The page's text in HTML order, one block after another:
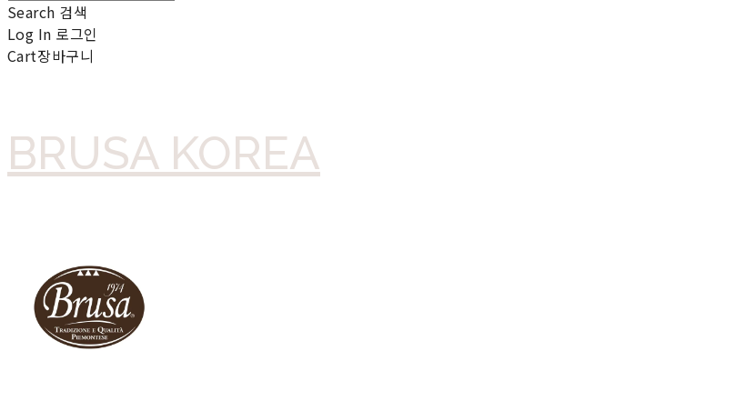
Search 검색
Log In 로그인
Cart장바구니
BRUSA KOREA